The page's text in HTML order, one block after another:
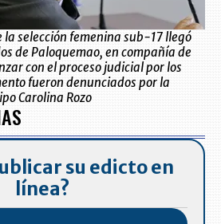
la selección femenina sub-17 llegó
de Paloquemao, en compañía de
con el proceso judicial por los
fueron denunciados por la
Carolina Rozo
su edicto en
línea?